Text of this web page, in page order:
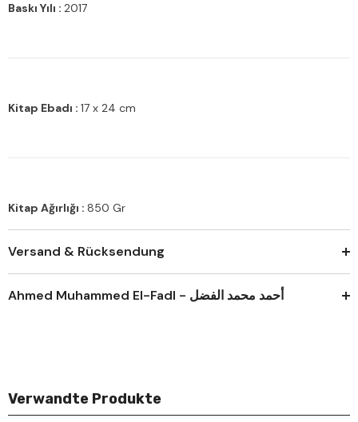
Baskı Yılı : 2017
Kitap Ebadı : 17 x 24 cm
Kitap Ağırlığı : 850 Gr
Versand & Rücksendung
Ahmed Muhammed El-Fadl - أحمد محمد الفضل
Verwandte Produkte